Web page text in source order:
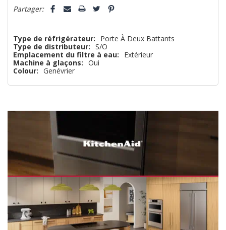
n’en
plus
que
Partager:
Type de réfrigérateur:
Porte À Deux Battants
Type de distributeur: S/O
Emplacement du filtre à eau:
Extérieur
Machine à glaçons: Oui
Colour: Genévrier